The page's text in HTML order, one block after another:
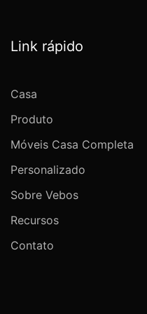
Link rápido
Casa
Produto
Móveis Casa Completa
Personalizado
Sobre Vebos
Recursos
Contato